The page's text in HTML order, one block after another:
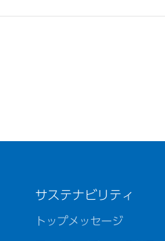
サステナビリティ
トップメッセージ